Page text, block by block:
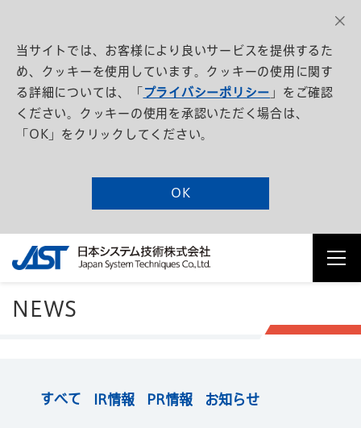
当サイトでは、お客様により良いサービスを提供するた
め、クッキーを使用しています。クッキーの使用に関す
る詳細については、「 プライバシーポリシー 」をご確認
ください。クッキーの使用を承認いただく場合は、
「OK」をクリックしてください。
OK
NEWS
すべて IR情報 PR情報 お知らせ